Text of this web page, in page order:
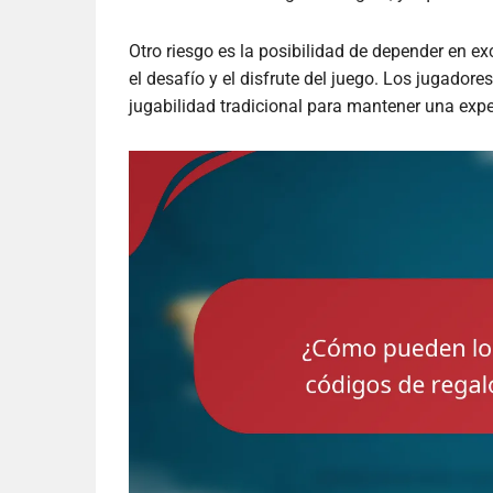
Otro riesgo es la posibilidad de depender en
el desafío y el disfrute del juego. Los
jugabilidad tradicional para mantener una